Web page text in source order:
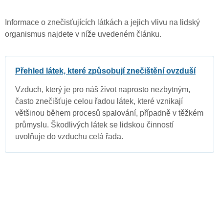
Informace o znečisťujících látkách a jejich vlivu na lidský
organismus najdete v níže uvedeném článku.
Přehled látek, které způsobují znečištění ovzduší
Vzduch, který je pro náš život naprosto nezbytným,
často znečišťuje celou řadou látek, které vznikají
většinou během procesů spalování, případně v těžkém
průmyslu. Škodlivých látek se lidskou činností
uvolňuje do vzduchu celá řada.